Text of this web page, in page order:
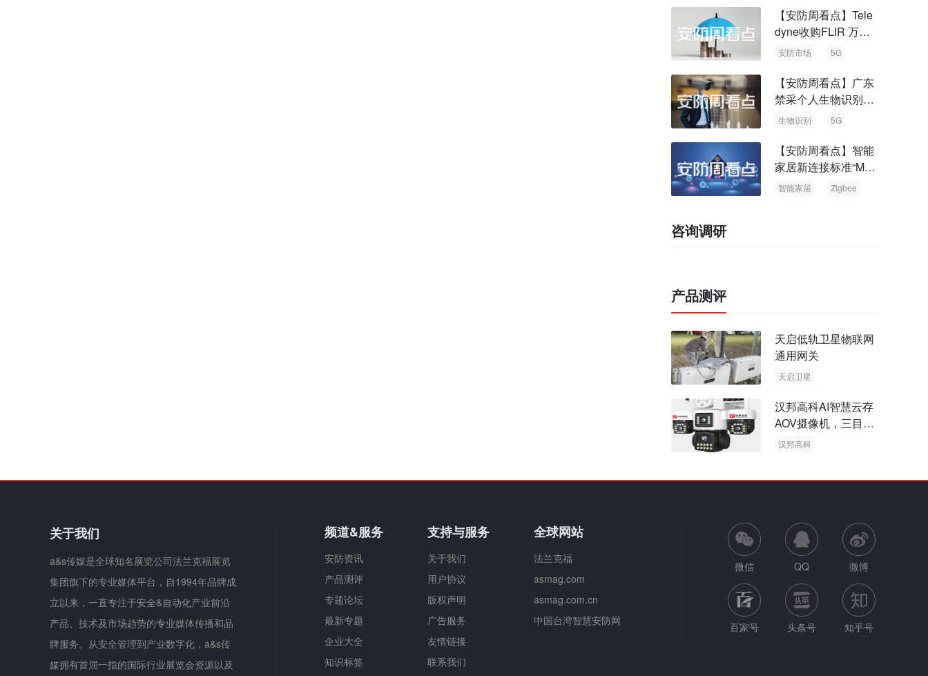
【安防周看点】Tele
dyne收购FLIR 万物
云新品牌“万御安防”
安防市场 5G
【安防周看点】广东
禁采个人生物识别信
息 中国5G基站占全
生物识别 5G
【安防周看点】智能
家居新连接标准“Matt
er” Zigbee联盟更名
智能家居 Zigbee
咨询调研
产品测评
天启低轨卫星物联网
通用网关
天启卫星
汉邦高科AI智慧云存
AOV摄像机，三目太
阳能多摄球机
汉邦高科
关于我们
a&s传媒是全球知名展览公司法兰克福展览
集团旗下的专业媒体平台，自1994年品牌成
立以来，一直专注于安全&自动化产业前沿
产品、技术及市场趋势的专业媒体传播和品
牌服务。从安全管理到产业数字化，a&s传
媒拥有首屈一指的国际行业展览会资源以及
频道&服务
安防资讯
产品测评
专题论坛
最新专题
企业大全
知识标签
支持与服务
关于我们
用户协议
版权声明
广告服务
友情链接
联系我们
全球网站
法兰克福
asmag.com
asmag.com.cn
中国台湾智慧安防网
微信 QQ 微博
百家号 头条号 知乎号